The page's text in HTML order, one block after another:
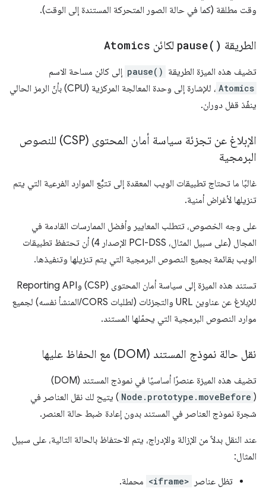
وقت مطلقة (كما في حالة الصور المتحركة المستندة إلى الوقت).
الطريقة pause( ) لكائن Atomics
تضيف هذه الميزة الطريقة pause() إلى كائن مساحة الاسم
Atomics
، للإشارة إلى وحدة المعالجة المركزية (CPU) بأنّ الرمز الحالي
ينفّذ قفل دوران.
الإبلاغ عن تجزئة سياسة أمان المحتوى (CSP) للنصوص
البرمجية
غالبًا ما تحتاج تطبيقات الويب المعقدة إلى تتبُّع الموارد الفرعية التي يتم
تنزيلها لأغراض أمنية.
على وجه الخصوص، تتطلب المعايير وأفضل الممارسات القادمة في
المجال (على سبيل المثال، PCI-DSS الإصدار 4) أن تحتفظ تطبيقات
الويب بقائمة بجميع النصوص البرمجية التي يتم تنزيلها وتنفيذها.
تستند هذه الميزة إلى سياسة أمان المحتوى (CSP) وReporting API
للإبلاغ عن عناوين URL والتجزئات (لطلبات CORS/المنشأ نفسه) لجميع
موارد النصوص البرمجية التي يحمّلها المستند.
نقل حالة نموذج المستند (DOM) مع الحفاظ عليها
تضيف هذه الميزة عنصرًا أساسيًا في نموذج المستند (DOM)
(
Node.prototype.moveBefore ) يتيح لك نقل العناصر في
شجرة نموذج العناصر في المستند بدون إعادة ضبط حالة العنصر.
عند النقل بدلاً من الإزالة والإدراج، يتم الاحتفاظ بالحالة التالية، على سبيل
المثال:
تظل عناصر <iframe> محملة.